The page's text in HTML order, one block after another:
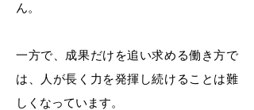
ん。
一方で、成果だけを追い求める働き方で
は、人が長く力を発揮し続けることは難
しくなっています。